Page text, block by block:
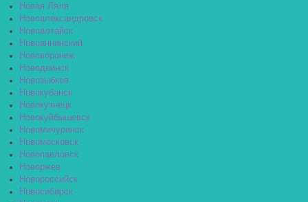
Новая Ляля
Новоалександровск
Новоалтайск
Новоаннинский
Нововоронеж
Новодвинск
Новозыбков
Новокубанск
Новокузнецк
Новокуйбышевск
Новомичуринск
Новомосковск
Новопавловск
Новоржев
Новороссийск
Новосибирск